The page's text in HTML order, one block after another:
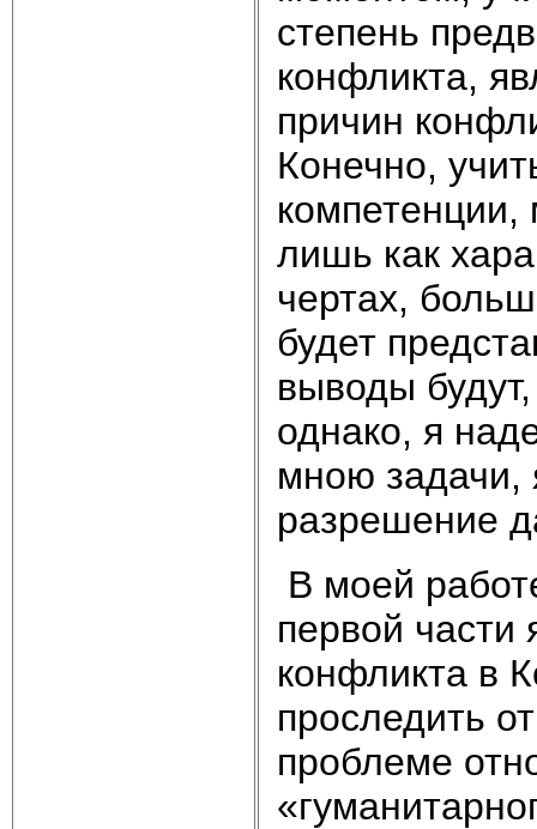
степень
конфликта,
причин
Конечно,
компетенции,
лишь как
чертах,
будет
выводы
однако, я
мною задачи,
В моей
первой части
конфликта в
проследить
проблеме